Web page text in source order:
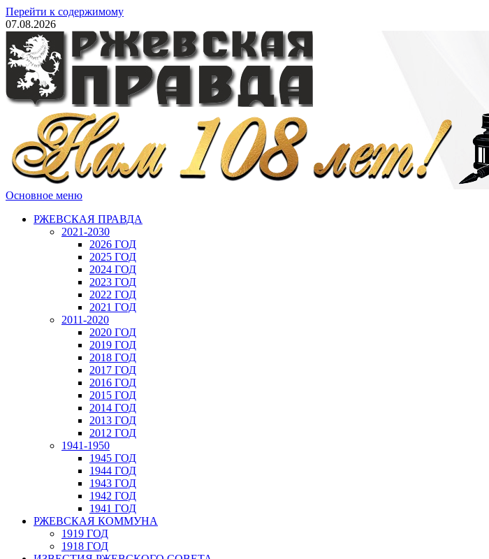
Перейти к содержимому
07.08.2026
Основное меню
РЖЕВСКАЯ ПРАВДА
2021-2030
2026 ГОД
2025 ГОД
2024 ГОД
2023 ГОД
2022 ГОД
2021 ГОД
2011-2020
2020 ГОД
2019 ГОД
2018 ГОД
2017 ГОД
2016 ГОД
2015 ГОД
2014 ГОД
2013 ГОД
2012 ГОД
1941-1950
1945 ГОД
1944 ГОД
1943 ГОД
1942 ГОД
1941 ГОД
РЖЕВСКАЯ КОММУНА
1919 ГОД
1918 ГОД